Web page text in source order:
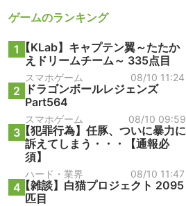
ゲームのランキング
1 【KLab】キャプテン翼～たたか
えドリームチーム～ 335点目
スマホゲーム 08/10 11:24
2
ドラゴンボールレジェンズ
Part564
スマホゲーム 08/10 09:59
3【犯罪行為】任豚、ついに暴力に
訴えてしまう・・・【通報必
須】
ハード・業界 08/10 11:47
4【雑談】白猫プロジェクト 2095
匹目